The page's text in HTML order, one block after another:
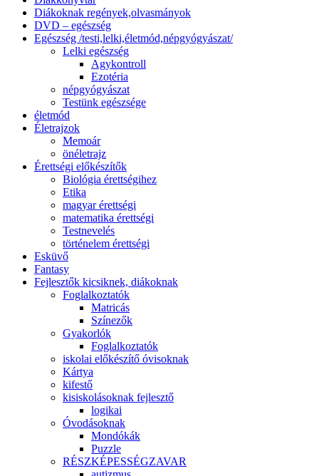
Diákoknak regények,olvasmányok
DVD – egészség
Egészség /testi,lelki,életmód,népgyógyászat/
Lelki egészség
Agykontroll
Ezotéria
népgyógyászat
Testünk egészsége
életmód
Életrajzok
Memoár
önéletrajz
Érettségi előkészítők
Biológia érettségihez
Etika
magyar érettségi
matematika érettségi
Testnevelés
történelem érettségi
Esküvő
Fantasy
Fejlesztők kicsiknek, diákoknak
Foglalkoztatók
Matricás
Színezők
Gyakorlók
Foglalkoztatók
iskolai előkészítő óvisoknak
Kártya
kifestő
kisiskolásoknak fejlesztő
logikai
Óvodásoknak
Mondókák
Puzzle
RÉSZKÉPESSÉGZAVAR